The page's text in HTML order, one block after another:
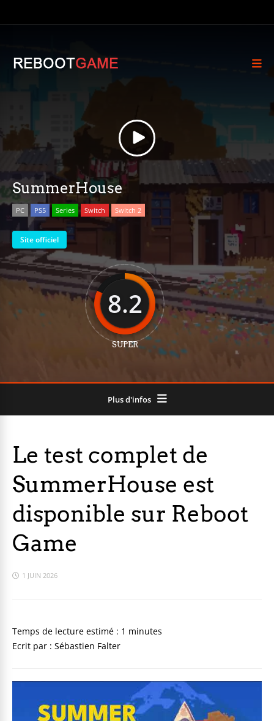
SummerHouse
PC PS5 Series Switch Switch 2
Site officiel
8.2
SUPER
Plus d'infos
Le test complet de
SummerHouse est
disponible sur Reboot
Game
1 JUIN 2026
Ecrit par : Sébastien Falter